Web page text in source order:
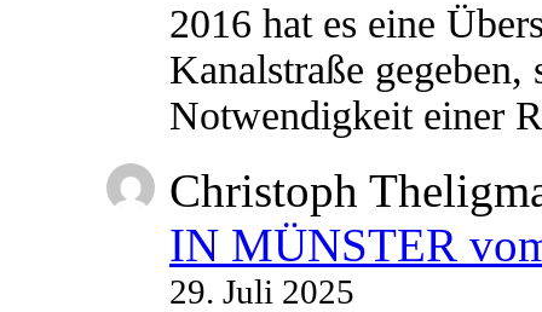
2016 hat es eine
Kanalstraße
Notwendigkeit einer
Christoph
IN MÜNSTER
29. Juli 2025